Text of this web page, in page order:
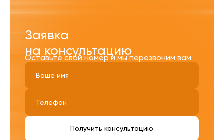
Заявка
на консультацию
Оставьте свой номер и мы перезвоним вам
Получить консультацию